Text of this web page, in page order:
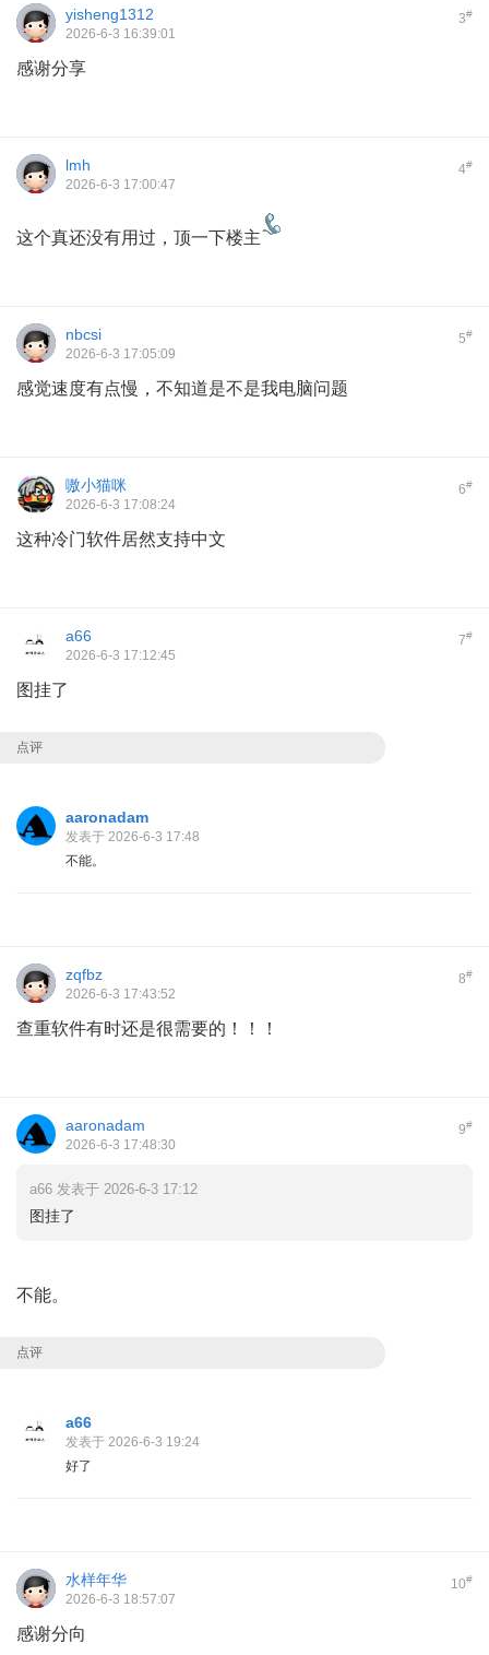
3#
yisheng1312
2026-6-3 16:39:01
感谢分享
4#
lmh
2026-6-3 17:00:47
这个真还没有用过，顶一下楼主
5#
nbcsi
2026-6-3 17:05:09
感觉速度有点慢，不知道是不是我电脑问题
6#
嗷小猫咪
2026-6-3 17:08:24
这种冷门软件居然支持中文
7#
a66
2026-6-3 17:12:45
图挂了
点评
aaronadam
发表于 2026-6-3 17:48
不能。
8#
zqfbz
2026-6-3 17:43:52
查重软件有时还是很需要的！！！
9#
aaronadam
2026-6-3 17:48:30
a66 发表于 2026-6-3 17:12
图挂了
不能。
点评
a66
发表于 2026-6-3 19:24
好了
10#
水样年华
2026-6-3 18:57:07
感谢分向